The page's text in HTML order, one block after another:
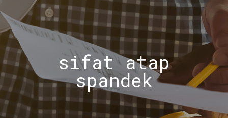
sifat atap
spandek